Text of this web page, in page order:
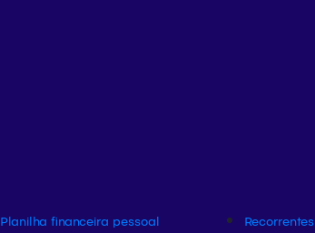
Planilha financeira pessoal
Recorrentes